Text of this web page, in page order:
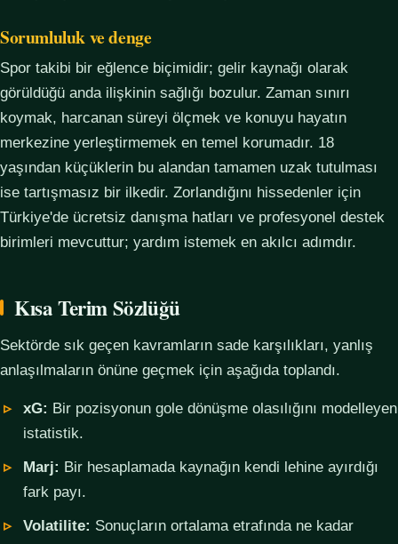
Sorumluluk ve denge
Spor takibi bir eğlence biçimidir; gelir kaynağı olarak
görüldüğü anda ilişkinin sağlığı bozulur. Zaman sınırı
koymak, harcanan süreyi ölçmek ve konuyu hayatın
merkezine yerleştirmemek en temel korumadır. 18
yaşından küçüklerin bu alandan tamamen uzak tutulması
ise tartışmasız bir ilkedir. Zorlandığını hissedenler için
Türkiye'de ücretsiz danışma hatları ve profesyonel destek
birimleri mevcuttur; yardım istemek en akılcı adımdır.
Kısa Terim Sözlüğü
Sektörde sık geçen kavramların sade karşılıkları, yanlış
anlaşılmaların önüne geçmek için aşağıda toplandı.
xG: Bir pozisyonun gole dönüşme olasılığını modelleyen
istatistik.
Marj: Bir hesaplamada kaynağın kendi lehine ayırdığı
fark payı.
Volatilite: Sonuçların ortalama etrafında ne kadar